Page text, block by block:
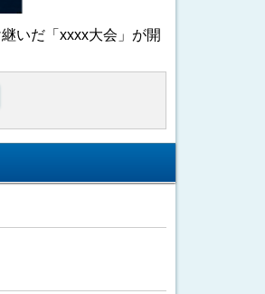
いだ「xxxx大会」が開